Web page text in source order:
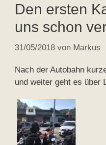
Den ersten
uns schon
31/05/2018 von Markus
Nach der Autobahn
und weiter geht es über